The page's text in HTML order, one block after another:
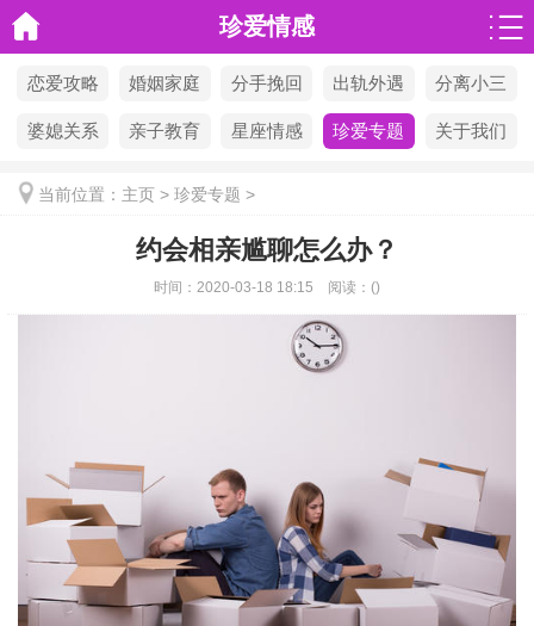
珍爱情感
恋爱攻略 婚姻家庭 分手挽回 出轨外遇 分离小三
婆媳关系 亲子教育 星座情感 珍爱专题 关于我们
当前位置： 主页 > 珍爱专题 >
约会相亲尴聊怎么办？
时间： 2020-03-18 18:15 阅读： ()